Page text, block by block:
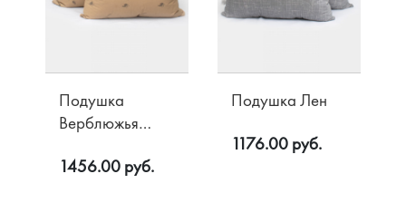
Подушка
Верблюжья
1456.00 руб.
Подушка Лен
1176.00 руб.